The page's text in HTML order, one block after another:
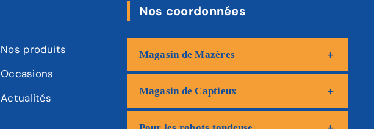
Nos produits
Occasions
Actualités
Nos coordonnées
Magasin de Mazères
Magasin de Captieux